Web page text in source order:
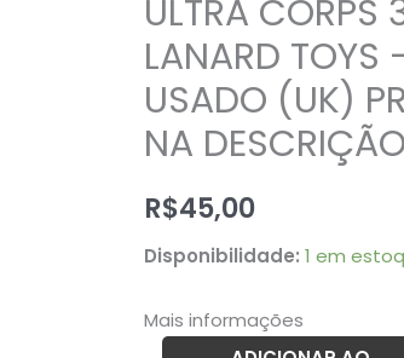
ULTRA
LANARD
USADO (UK)
NA DESCRIÇÃO
R$45,00
Disponibilidade: 1 em
Mais informações
ULTRA
CORPS
30CM
-
2003
TOYS
195
–